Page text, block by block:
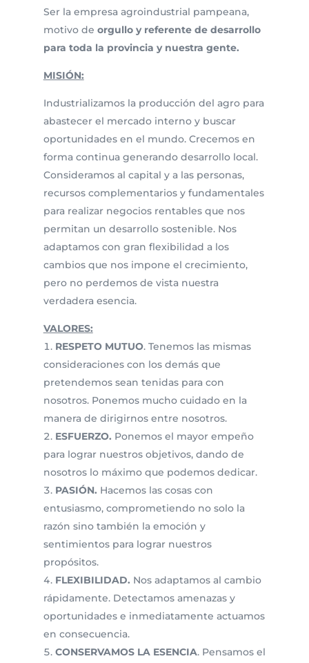
Ser la empresa agroindustrial pampeana,
motivo de orgullo y referente de desarrollo
para toda la provincia y nuestra gente.
MISIÓN:
Industrializamos la producción del agro para
abastecer el mercado interno y buscar
oportunidades en el mundo. Crecemos en
forma continua generando desarrollo local.
Consideramos al capital y a las personas,
recursos complementarios y fundamentales
para realizar negocios rentables que nos
permitan un desarrollo sostenible. Nos
adaptamos con gran flexibilidad a los
cambios que nos impone el crecimiento,
pero no perdemos de vista nuestra
verdadera esencia.
VALORES:
RESPETO MUTUO. Tenemos las mismas
consideraciones con los demás que
pretendemos sean tenidas para con
nosotros. Ponemos mucho cuidado en la
manera de dirigirnos entre nosotros.
ESFUERZO. Ponemos el mayor empeño
para lograr nuestros objetivos, dando de
nosotros lo máximo que podemos dedicar.
PASIÓN. Hacemos las cosas con
entusiasmo, comprometiendo no solo la
razón sino también la emoción y
sentimientos para lograr nuestros
propósitos.
FLEXIBILIDAD. Nos adaptamos al cambio
rápidamente. Detectamos amenazas y
oportunidades e inmediatamente actuamos
en consecuencia.
CONSERVAMOS LA ESENCIA. Pensamos el